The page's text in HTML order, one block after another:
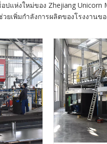
ปแห่งใหม่ของ Zhejiang
ยเพิ่มกำลังการผลิตของโรงงานขอ